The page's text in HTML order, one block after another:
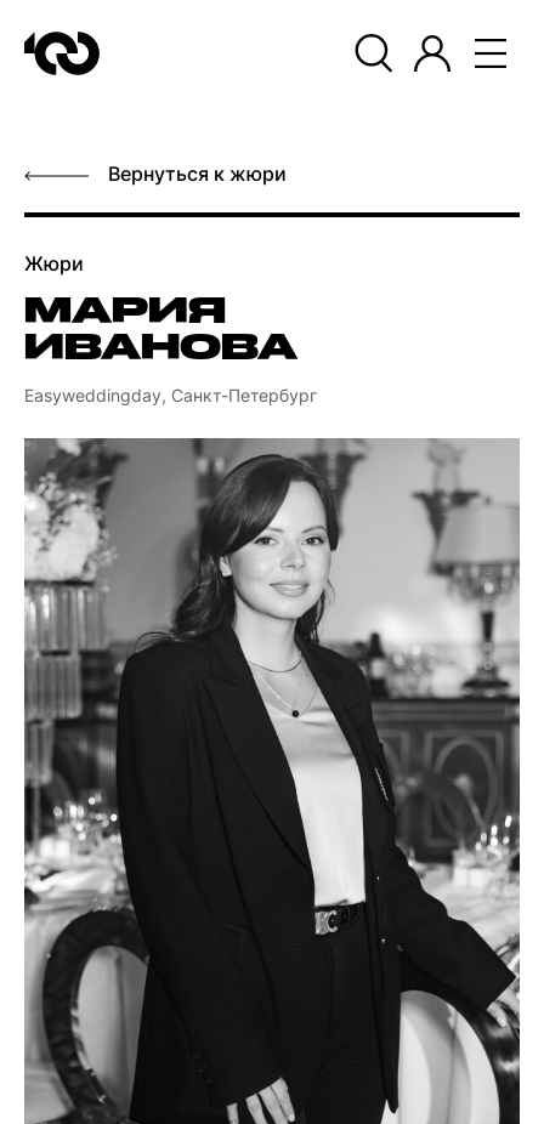
Вернуться к жюри
Жюри
МАРИЯ
ИВАНОВА
Easyweddingday, Санкт-Петербург